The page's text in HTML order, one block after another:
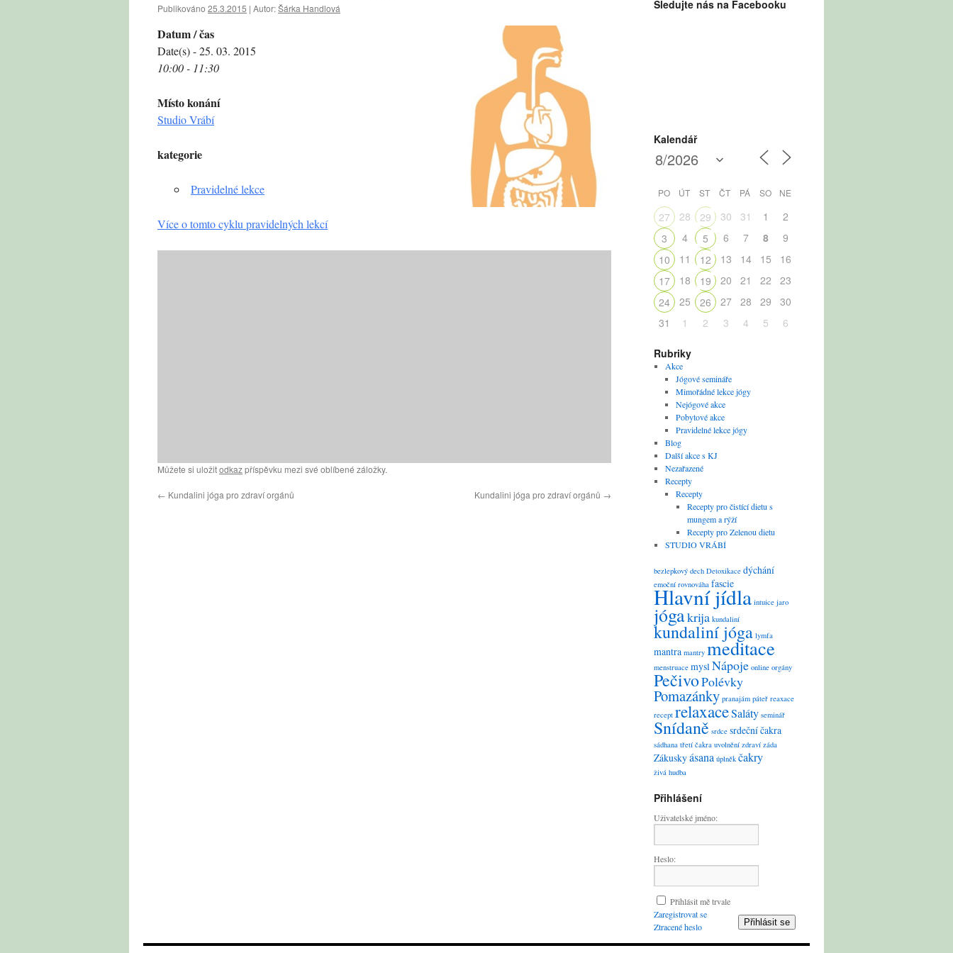
Publikováno 25.3.2015 | Autor:Šárka Handlová
Datum / čas
Date(s) - 25. 03. 2015
10:00 - 11:30
Místo konání
Studio Vrábí
kategorie
Pravidelné lekce
Více o tomto cyklu pravidelných lekcí
Můžete si uložitodkazpříspěvku mezi své oblíbené záložky.
← Kundalini jóga pro zdraví orgánů Kundalini jóga pro zdraví orgánů →
Sledujte nás na Facebooku
Kalendář
PO ÚT ST ČT PÁ SO NE
27 28 29 30 31 1
2
3
4 5 6 7 8
9
10
11 12 13 14 15
16
17
18 19 20 21 22
23
24
25 26 27 28 29
30
31
1 2 3 4 5 6
Rubriky
Akce
Jógové semináře
Mimořádné lekce jógy
Nejógové akce
Pobytové akce
Pravidelné lekce jógy
Blog
Další akce s KJ
Nezařazené
Recepty
Recepty
Recepty pro čistící dietu s
mungem a rýží
Recepty pro Zelenou dietu
STUDIO VRÁBÍ
bezlepkový dech Detoxikace dýchání
emoční rovnováha fascie
Hlavní jídla intuice jaro
jógakrija kundaliní
kundaliní jóga lymfa
mantra mantry meditace
menstruace myslNápoje online orgány
PečivoPolévky
Pomazánky pranajám páteř reaxace
recept relaxaceSaláty seminář
Snídaně srdce srdeční čakra
sádhana třetí čakra uvolnění zdraví záda
Zákuskyásana úplněk čakry
živá hudba
Přihlášení
Uživatelské jméno:
Heslo:
Přihlásit mě trvale
Přihlásit se
Zaregistrovat se
Ztracené heslo